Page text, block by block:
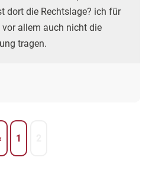
dort die Rechtslage? ich für
allem auch nicht die
tragen.
1